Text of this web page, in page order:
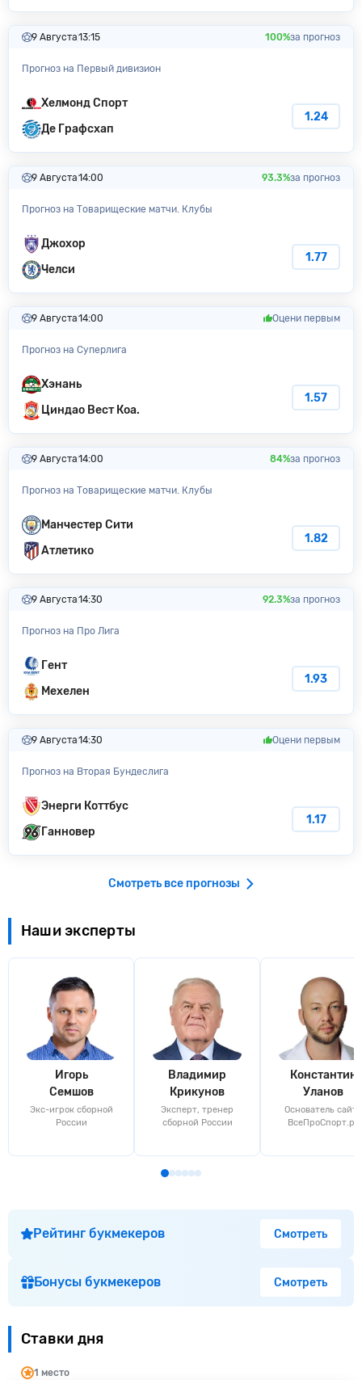
9 Августа13:15 100%за прогноз
Прогноз на Первый дивизион
Хелмонд Спорт
Де Графсхап
1.24
9 Августа14:00 93.3%за прогноз
Прогноз на Товарищеские матчи. Клубы
Джохор
Челси
1.77
9 Августа14:00 Оцени первым
Прогноз на Суперлига
Хэнань
Циндао Вест Коа.
1.57
9 Августа14:00 84%за прогноз
Прогноз на Товарищеские матчи. Клубы
Манчестер Сити
Атлетико
1.82
9 Августа14:30 92.3%за прогноз
Прогноз на Про Лига
Гент
Мехелен
1.93
9 Августа14:30 Оцени первым
Прогноз на Вторая Бундеслига
Энерги Коттбус
Ганновер
1.17
Смотреть все прогнозы
Наши эксперты
Игорь
Семшов
Экс-игрок сборной
России
Владимир
Крикунов
Эксперт, тренер
сборной России
Константин
Уланов
Основатель сайта
ВсеПроСпорт.ру
Рейтинг букмекеров Смотреть
Бонусы букмекеров Смотреть
Ставки дня
1 место